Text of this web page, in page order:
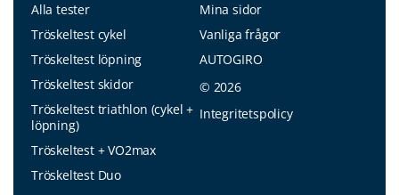
Alla tester
Tröskeltest cykel
Tröskeltest löpning
Tröskeltest skidor
Tröskeltest triathlon (cykel +
löpning)
Tröskeltest + VO2max
Tröskeltest Duo
Mina sidor
Vanliga frågor
AUTOGIRO
© 2026
Integritetspolicy